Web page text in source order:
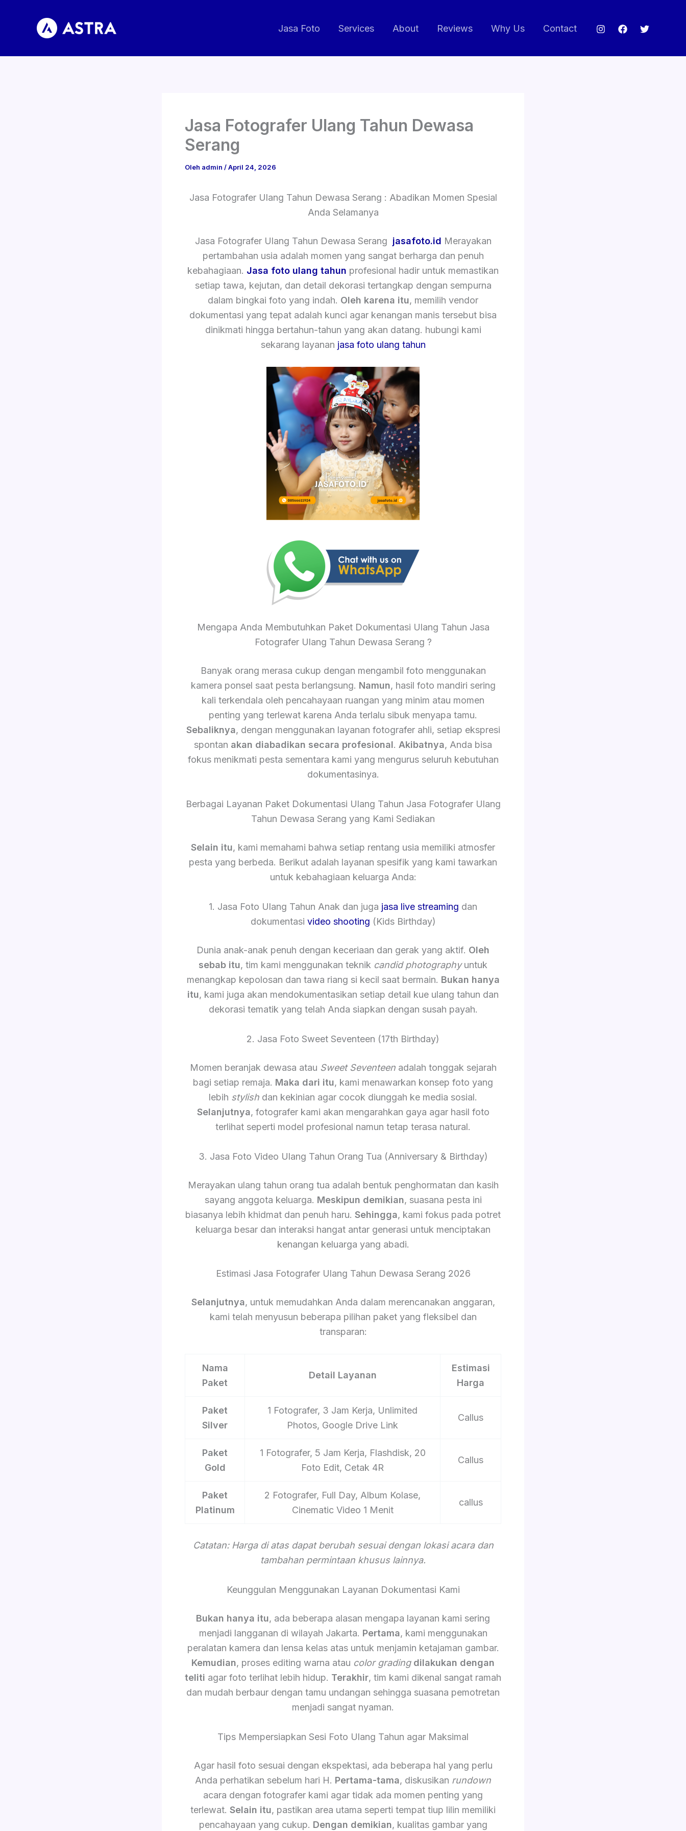
Jasa Foto Services About Reviews Why Us Contact
Jasa Fotografer Ulang Tahun Dewasa
Serang
Oleh admin /April 24, 2026
Jasa Fotografer Ulang Tahun Dewasa Serang : Abadikan Momen Spesial
Anda Selamanya
Jasa Fotografer Ulang Tahun Dewasa Serang jasafoto.id Merayakan
pertambahan usia adalah momen yang sangat berharga dan penuh
kebahagiaan. Jasa foto ulang tahun profesional hadir untuk memastikan
setiap tawa, kejutan, dan detail dekorasi tertangkap dengan sempurna
dalam bingkai foto yang indah. Oleh karena itu, memilih vendor
dokumentasi yang tepat adalah kunci agar kenangan manis tersebut bisa
dinikmati hingga bertahun-tahun yang akan datang. hubungi kami
sekarang layanan jasa foto ulang tahun
Mengapa Anda Membutuhkan Paket Dokumentasi Ulang Tahun Jasa
Fotografer Ulang Tahun Dewasa Serang ?
Banyak orang merasa cukup dengan mengambil foto menggunakan
kamera ponsel saat pesta berlangsung. Namun, hasil foto mandiri sering
kali terkendala oleh pencahayaan ruangan yang minim atau momen
penting yang terlewat karena Anda terlalu sibuk menyapa tamu.
Sebaliknya, dengan menggunakan layanan fotografer ahli, setiap ekspresi
spontan akan diabadikan secara profesional. Akibatnya, Anda bisa
fokus menikmati pesta sementara kami yang mengurus seluruh kebutuhan
dokumentasinya.
Berbagai Layanan Paket Dokumentasi Ulang Tahun Jasa Fotografer Ulang
Tahun Dewasa Serang yang Kami Sediakan
Selain itu, kami memahami bahwa setiap rentang usia memiliki atmosfer
pesta yang berbeda. Berikut adalah layanan spesifik yang kami tawarkan
untuk kebahagiaan keluarga Anda:
1. Jasa Foto Ulang Tahun Anak dan juga jasa live streaming dan
dokumentasi video shooting (Kids Birthday)
Dunia anak-anak penuh dengan keceriaan dan gerak yang aktif. Oleh
sebab itu, tim kami menggunakan teknik candid photographyuntuk
menangkap kepolosan dan tawa riang si kecil saat bermain. Bukan hanya
itu, kami juga akan mendokumentasikan setiap detail kue ulang tahun dan
dekorasi tematik yang telah Anda siapkan dengan susah payah.
2. Jasa Foto Sweet Seventeen (17th Birthday)
Momen beranjak dewasa atau Sweet Seventeenadalah tonggak sejarah
bagi setiap remaja. Maka dari itu, kami menawarkan konsep foto yang
lebih stylish dan kekinian agar cocok diunggah ke media sosial.
Selanjutnya, fotografer kami akan mengarahkan gaya agar hasil foto
terlihat seperti model profesional namun tetap terasa natural.
3. Jasa Foto Video Ulang Tahun Orang Tua (Anniversary & Birthday)
Merayakan ulang tahun orang tua adalah bentuk penghormatan dan kasih
sayang anggota keluarga. Meskipun demikian, suasana pesta ini
biasanya lebih khidmat dan penuh haru. Sehingga, kami fokus pada potret
keluarga besar dan interaksi hangat antar generasi untuk menciptakan
kenangan keluarga yang abadi.
Estimasi Jasa Fotografer Ulang Tahun Dewasa Serang 2026
Selanjutnya, untuk memudahkan Anda dalam merencanakan anggaran,
kami telah menyusun beberapa pilihan paket yang fleksibel dan
transparan:
Nama
Paket
Detail Layanan
Estimasi
Harga
Paket
Silver
1 Fotografer, 3 Jam Kerja, Unlimited
Photos, Google Drive Link
Callus
Paket
Gold
1 Fotografer, 5 Jam Kerja, Flashdisk, 20
Foto Edit, Cetak 4R
Callus
Paket
Platinum
2 Fotografer, Full Day, Album Kolase,
Cinematic Video 1 Menit
callus
Catatan: Harga di atas dapat berubah sesuai dengan lokasi acara dan
tambahan permintaan khusus lainnya.
Keunggulan Menggunakan Layanan Dokumentasi Kami
Bukan hanya itu, ada beberapa alasan mengapa layanan kami sering
menjadi langganan di wilayah Jakarta. Pertama, kami menggunakan
peralatan kamera dan lensa kelas atas untuk menjamin ketajaman gambar.
Kemudian, proses editing warna atau color grading dilakukan dengan
teliti agar foto terlihat lebih hidup. Terakhir, tim kami dikenal sangat ramah
dan mudah berbaur dengan tamu undangan sehingga suasana pemotretan
menjadi sangat nyaman.
Tips Mempersiapkan Sesi Foto Ulang Tahun agar Maksimal
Agar hasil foto sesuai dengan ekspektasi, ada beberapa hal yang perlu
Anda perhatikan sebelum hari H. Pertama-tama, diskusikan rundown
acara dengan fotografer kami agar tidak ada momen penting yang
terlewat. Selain itu, pastikan area utama seperti tempat tiup lilin memiliki
pencahayaan yang cukup. Dengan demikian, kualitas gambar yang